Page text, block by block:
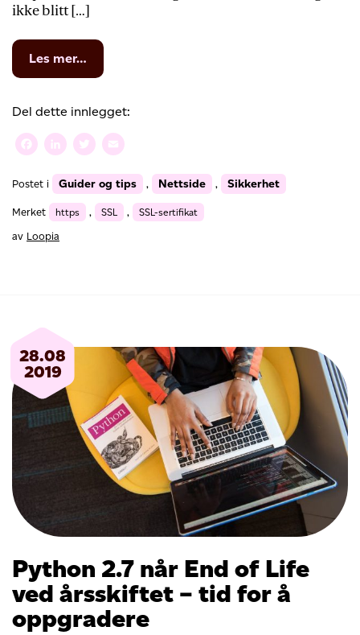
ikke blitt […]
Les mer…
Vi
vårt
utvalg
av
SSL-
tjenester
og
øker
sikkerheten
Del dette innlegget:
Facebook
LinkedIn
Twitter
Postet i Guider og tips , Nettside , Sikkerhet
Merket https , SSL ,
SSL-sertifikat
av Loopia
Python 2.7 når End of Life
ved årsskiftet – tid for å
oppgradere
28.08
2019